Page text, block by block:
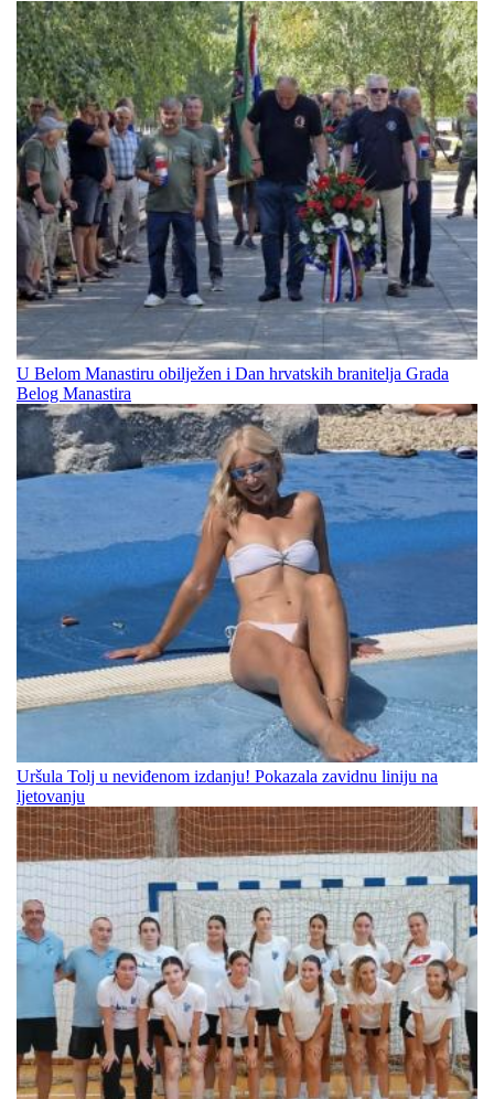
U Belom Manastiru obilježen i Dan hrvatskih branitelja Grada
Belog Manastira
Uršula Tolj u neviđenom izdanju! Pokazala zavidnu liniju na
ljetovanju